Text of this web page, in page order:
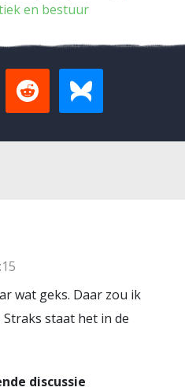
en bestuur
wat geks. Daar zou ik
staat het in de
discussie